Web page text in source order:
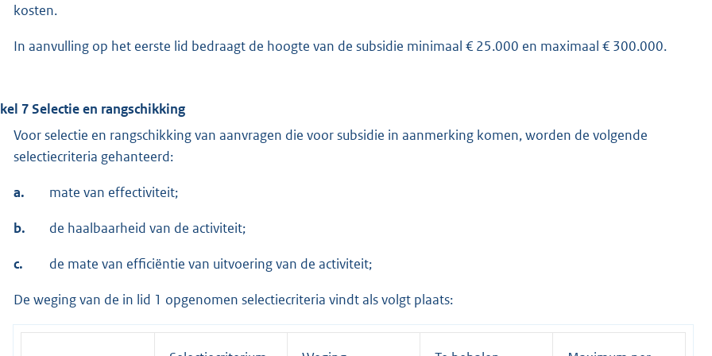
kosten.
In aanvulling op het eerste lid bedraagt de hoogte van de subsidie minimaal € 25.000 en maximaal € 300.000.
7 Selectie en rangschikking
Voor selectie en rangschikking van aanvragen die voor subsidie in aanmerking komen, worden de volgende
selectiecriteria gehanteerd:
a. mate van effectiviteit;
b. de haalbaarheid van de activiteit;
c. de mate van efficiëntie van uitvoering van de activiteit;
De weging van de in lid 1 opgenomen selectiecriteria vindt als volgt plaats: